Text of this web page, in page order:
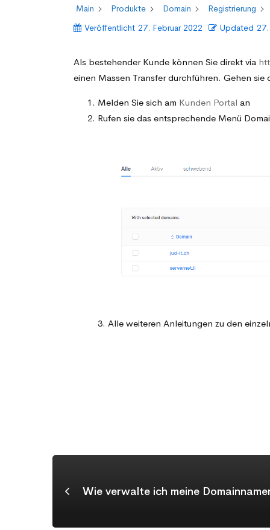
Kunde
Main
Produkte Domain Registrierung
Veröffentlicht 27. Februar 2022 Updated
Als bestehender Kunde können Sie direkt via
einen Massen Transfer durchführen. Gehen sie
Melden Sie sich am Kunden Portal an
Rufen sie das entsprechende Menü
3. Alle weiteren Anleitungen zu den
Wie verwalte ich meine